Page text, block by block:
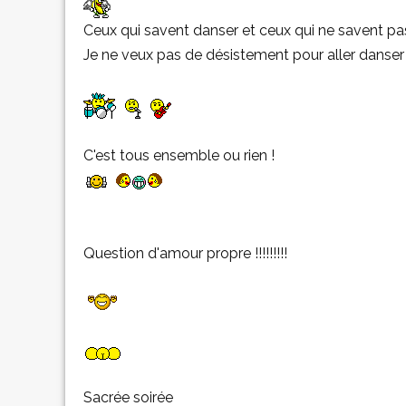
Ceux qui savent danser et ceux qui ne savent
Je ne veux pas de désistement pour aller danser
C'est tous ensemble ou rien !
Question d'amour propre !!!!!!!!!
Sacrée soirée